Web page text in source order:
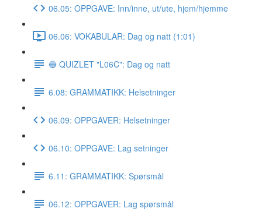
06.05: OPPGAVE: Inn/inne, ut/ute, hjem/hjemme
06.06: VOKABULAR: Dag og natt (1:01)
🔵 QUIZLET "L06C": Dag og natt
6.08: GRAMMATIKK: Helsetninger
06.09: OPPGAVER: Helsetninger
06.10: OPPGAVE: Lag setninger
6.11: GRAMMATIKK: Spørsmål
06.12: OPPGAVER: Lag spørsmål